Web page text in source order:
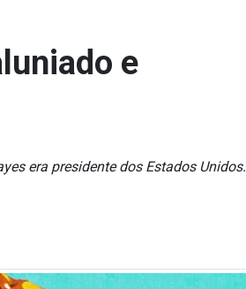
e
era presidente dos Estados Unidos.